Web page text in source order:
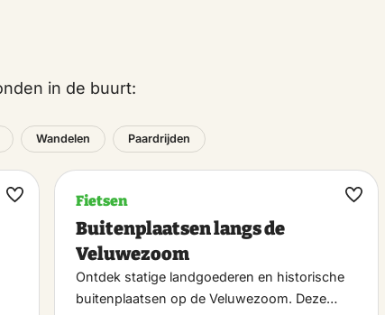
in de buurt:
Wandelen Paardrijden
Maak
Fietsen
Buitenplaatsen langs de
Veluwezoom
Ontdek statige landgoederen en historische
buitenplaatsen op de Veluwezoom. Deze…
Maak